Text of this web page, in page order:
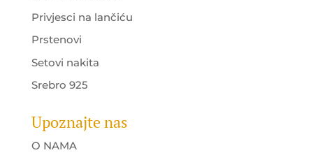
Privjesci na lančiću
Prstenovi
Setovi nakita
Srebro 925
Upoznajte nas
O NAMA